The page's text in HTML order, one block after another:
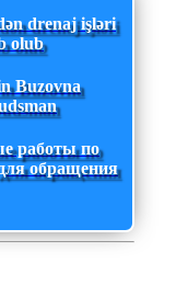
drenaj işləri
olub
Buzovna
работы по
обращения